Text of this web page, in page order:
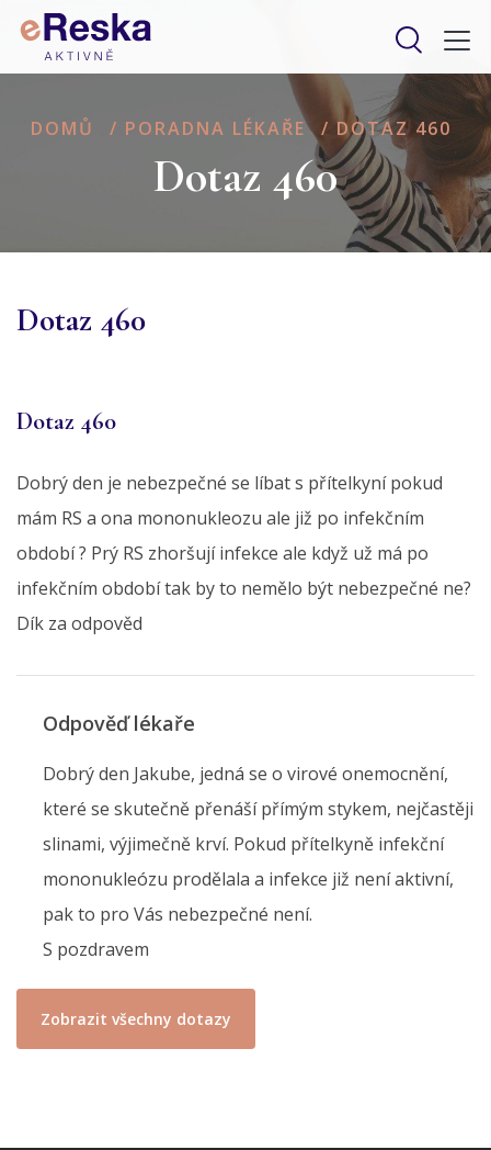
DOMŮ / PORADNA LÉKAŘE / DOTAZ 460
Dotaz 460
Dotaz 460
Dotaz 460
Dobrý den je nebezpečné se líbat s přítelkyní pokud
mám RS a ona mononukleozu ale již po infekčním
období ? Prý RS zhoršují infekce ale když už má po
infekčním období tak by to nemělo být nebezpečné ne?
Dík za odpověd
Odpověď lékaře
Dobrý den Jakube, jedná se o virové onemocnění,
které se skutečně přenáší přímým stykem, nejčastěji
slinami, výjimečně krví. Pokud přítelkyně infekční
mononukleózu prodělala a infekce již není aktivní,
pak to pro Vás nebezpečné není.
S pozdravem
Zobrazit všechny dotazy